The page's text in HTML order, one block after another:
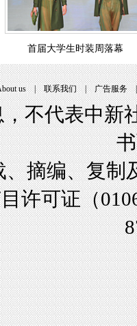
首届大学生时装周落幕
us|联系我们|广告服务
不代表中新
摘编、复制
许可证（